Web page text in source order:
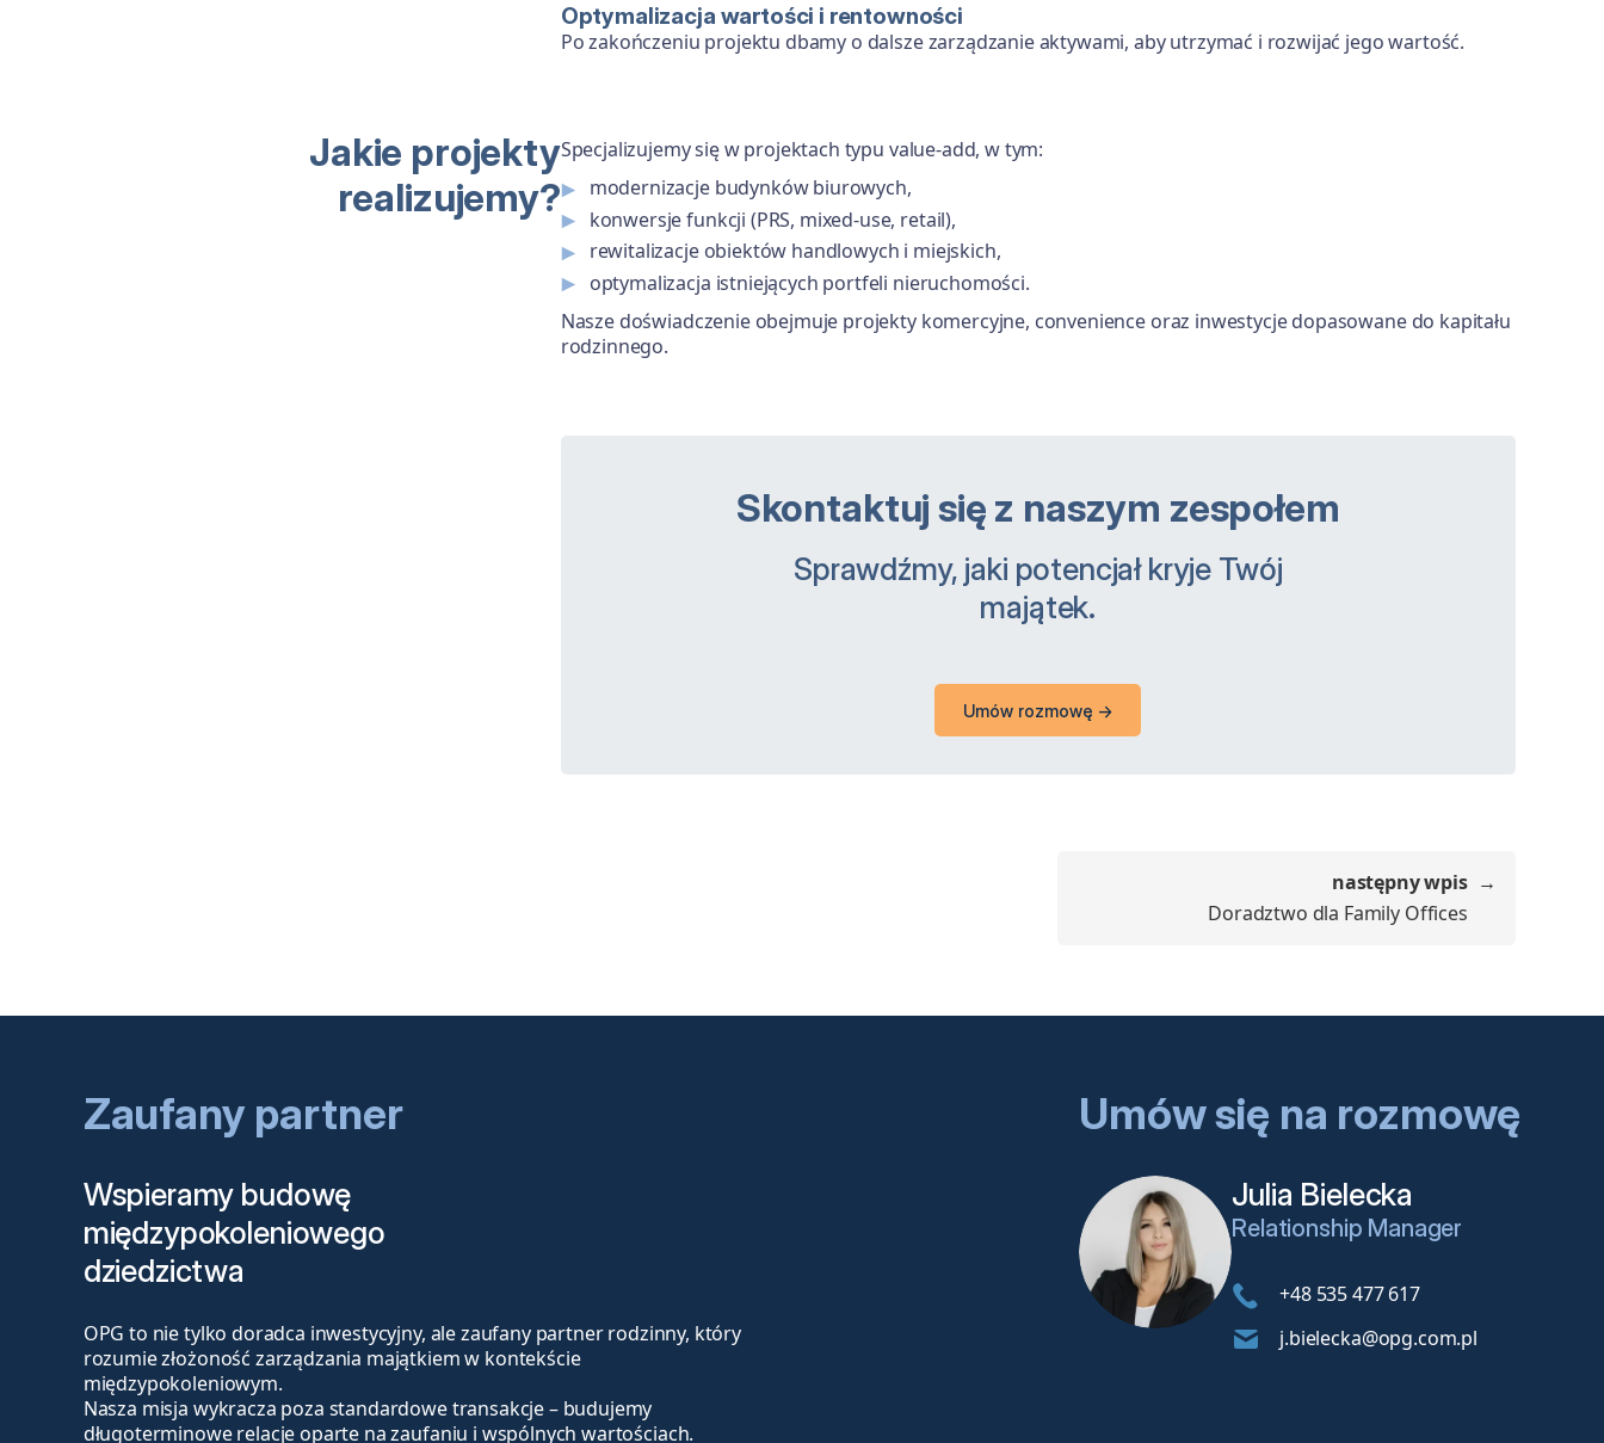
Optymalizacja wartości i rentowności
Po zakończeniu projektu dbamy o dalsze zarządzanie aktywami, aby utrzymać i rozwijać jego wartość.
Jakie projekty
realizujemy?
Specjalizujemy się w projektach typu value-add, w tym:
modernizacje budynków biurowych,
konwersje funkcji (PRS, mixed-use, retail),
rewitalizacje obiektów handlowych i miejskich,
optymalizacja istniejących portfeli nieruchomości.
Nasze doświadczenie obejmuje projekty komercyjne, convenience oraz inwestycje dopasowane do kapitału
rodzinnego.
Skontaktuj się z naszym zespołem
Sprawdźmy, jaki potencjał kryje Twój
majątek.
Umów rozmowę →
następny wpis
Doradztwo dla Family Offices
Zaufany partner
Wspieramy budowę
międzypokoleniowego
dziedzictwa
OPG to nie tylko doradca inwestycyjny, ale zaufany partner rodzinny, który
rozumie złożoność zarządzania majątkiem w kontekście
międzypokoleniowym.
Nasza misja wykracza poza standardowe transakcje – budujemy
długoterminowe relacje oparte na zaufaniu i wspólnych wartościach.
Umów się na rozmowę
Julia Bielecka
Relationship Manager
+48 535 477 617
j.bielecka@opg.com.pl